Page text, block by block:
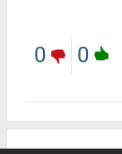
0
0